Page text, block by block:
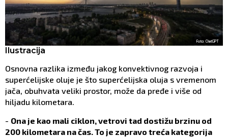
Foto: ChatGPT
Ilustracija
Osnovna razlika između jakog konvektivnog razvoja i
superćelijske oluje je što superćelijska oluja s vremenom
jača, obuhvata veliki prostor, može da pređe i više od
hiljadu kilometara.
- Ona je kao mali ciklon, vetrovi tad dostižu brzinu od
200 kilometara na čas. To je zapravo treća kategorija